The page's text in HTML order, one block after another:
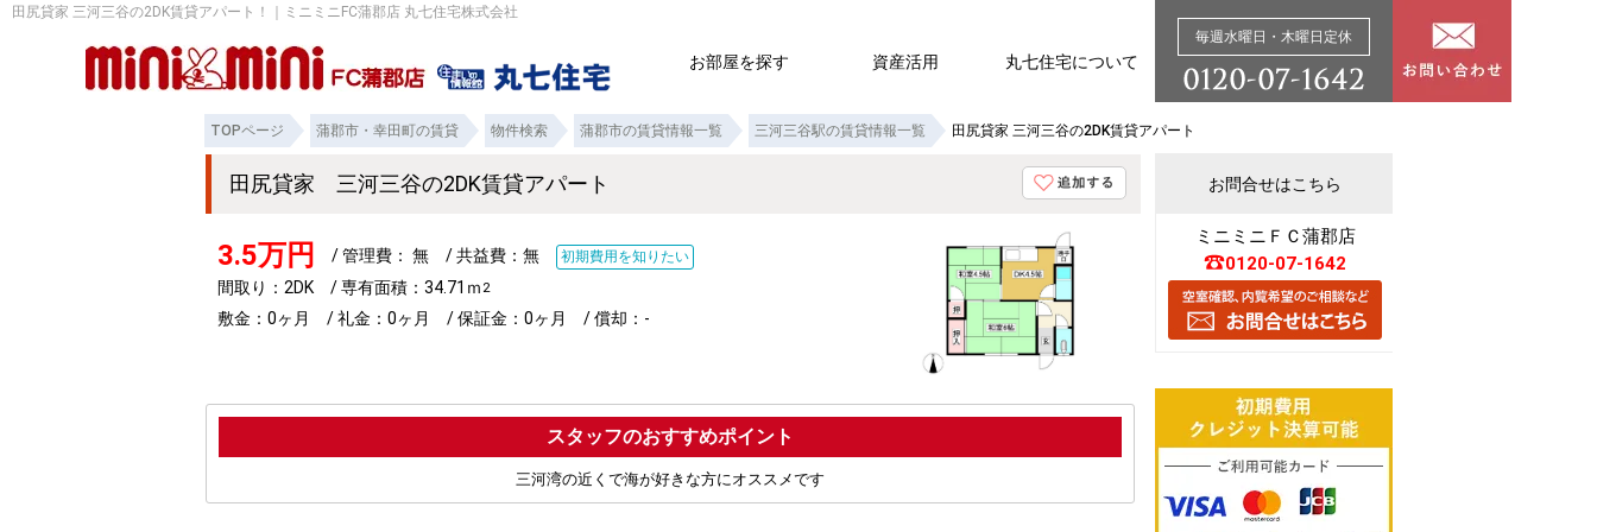
田尻貸家 三河三谷の2DK賃貸アパート！｜ミニミニFC蒲郡店 丸七住宅株式会社
お部屋を探す 資産活用 丸七住宅について
毎週水曜日・木曜日定休
TOPページ 蒲郡市・幸田町の賃貸 物件検索 蒲郡市の賃貸情報一覧 三河三谷駅の賃貸情報一覧 田尻貸家 三河三谷の2DK賃貸アパート
田尻貸家 三河三谷の2DK賃貸アパート
3.5万円 / 管理費： 無 / 共益費：無 初期費用を知りたい
間取り：2DK / 専有面積：34.71ｍ 2
敷金：0ヶ月 / 礼金：0ヶ月 / 保証金：0ヶ月 / 償却：-
ポイント
三河湾の近くで海が好きな方にオススメです
お問合せはこちら
ミニミニＦＣ蒲郡店
0120-07-1642